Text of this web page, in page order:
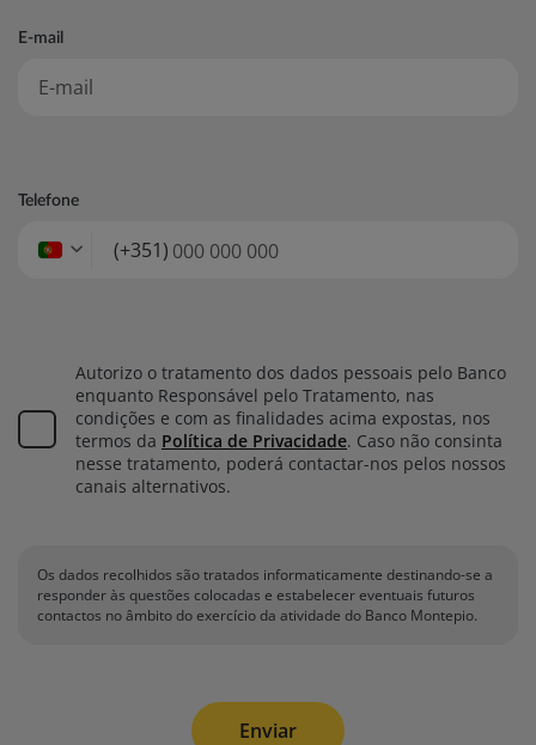
E-mail
Telefone
(+351)
Autorizo o tratamento dos dados pessoais pelo Banco
enquanto Responsável pelo Tratamento, nas
condições e com as finalidades acima expostas, nos
termos da Política de Privacidade. Caso não consinta
nesse tratamento, poderá contactar-nos pelos nossos
canais alternativos.
Os dados recolhidos são tratados informaticamente destinando-se a
responder às questões colocadas e estabelecer eventuais futuros
contactos no âmbito do exercício da atividade do Banco Montepio.
Enviar